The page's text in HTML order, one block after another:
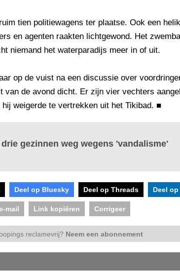
tien politiewagens ter plaatse. Ook een
en agenten raakten lichtgewond. Het
niemand het waterparadijs meer in of uit.
op de vuist na een discussie over
van de avond dicht. Er zijn vier vechters
weigerde te vertrekken uit het Tikibad. ■
gezinnen weg wegens 'vandalisme'
Deel op Bluesky Deel op Threads Deel
mail Link kopiëren Corrigeer
reclamevrij? Neem een abonnement